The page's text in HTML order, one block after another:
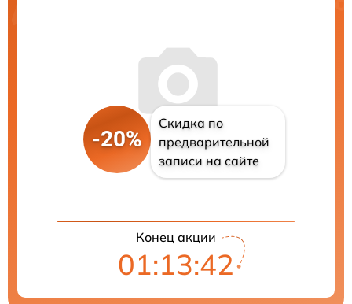
-20%
Скидка по
предварительной
записи на сайте
Конец акции
01:13:41